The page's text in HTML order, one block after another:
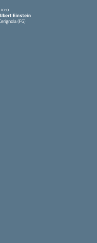
Einstein
(FG)
— Visita la pagina iniziale della scuola